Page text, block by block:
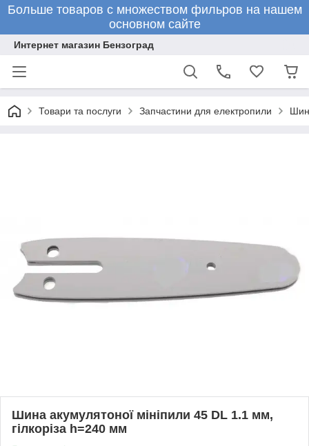
Больше товаров с множеством фильров на нашем
основном сайте
Интернет магазин Бензоград
Товари та послуги Запчастини для електропили
Шина акумулятоної мініпили 45 DL 1.1 мм,
гілкоріза h=240 мм